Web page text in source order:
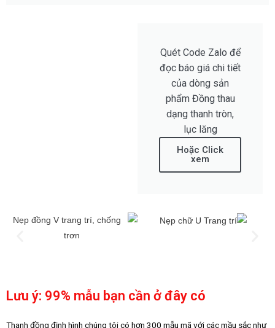
Quét Code Zalo để
đọc báo giá chi tiết
của dòng sản
phẩm Đồng thau
dạng thanh tròn,
lục lăng
Hoặc Click
xem
Lưu ý: 99% mẫu bạn cần ở đây có
Thanh đồng định hình chúng tôi có hơn 300 mẫu mã với các mầu sắc như